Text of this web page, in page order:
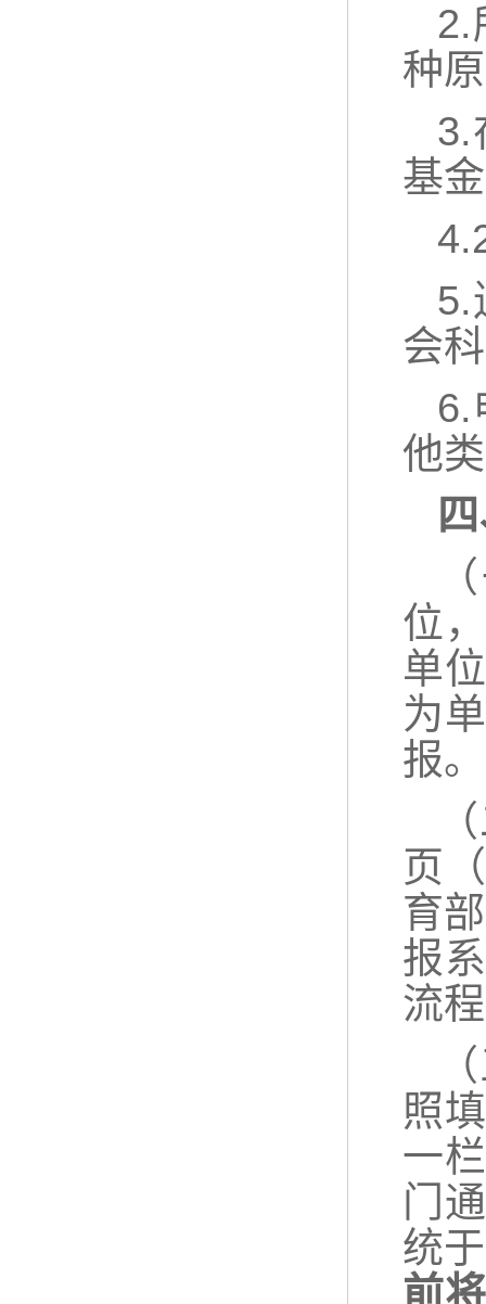
2.
种
3.
基
5.
会
6.
他
位
单
为
报。
页（
育
报
流
照
一
门
统
前